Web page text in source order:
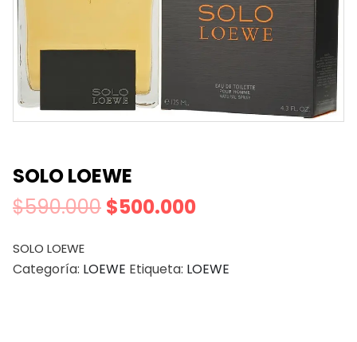
SOLO LOEWE
$590.000 $500.000
SOLO LOEWE
Categoría: LOEWE Etiqueta: LOEWE